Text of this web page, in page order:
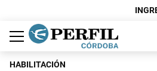
Política
Economía
Judiciales
Sociedad
Cultura
Espectáculos
Deportes
Protagonistas
HABILITACIÓN